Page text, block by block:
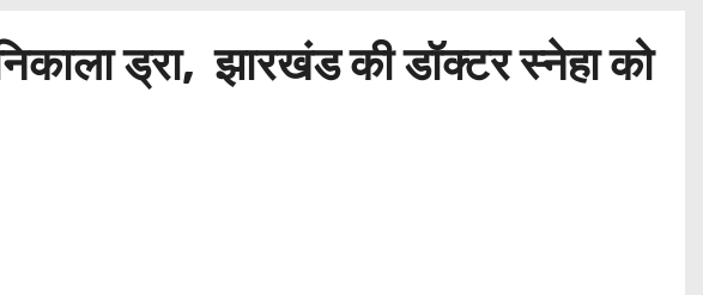
ड्रा, झारखंड की डॉक्टर स्नेहा को